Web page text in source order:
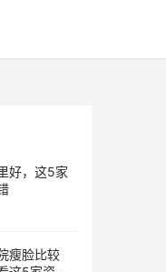
好，这5家
瘦脸比较